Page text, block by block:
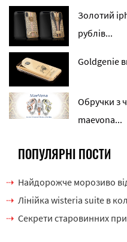
Золотий
рублів...
Goldgenie
Обручки з
maevona...
ПОПУЛЯРНІ ПОСТИ
Найдорожче морозиво
Лінійка wisteria suite в
Секрети старовинних